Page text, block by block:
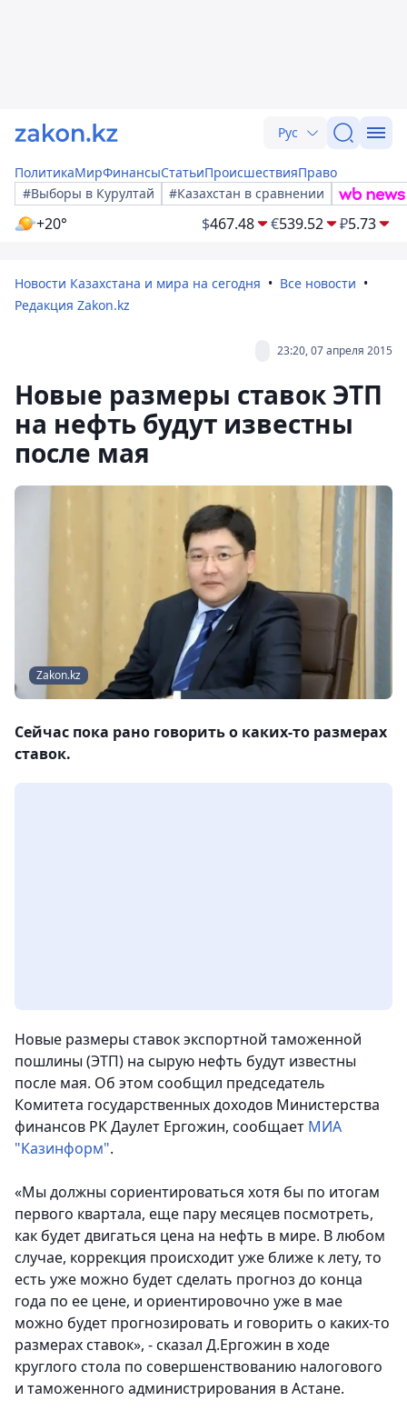
Рус
ПолитикаМирФинансыСтатьиПроисшествияПраво
#Выборы в Курултай
#Казахстан в сравнении
+20° $467.48 €539.52 ₽5.73
Новости Казахстана и мира на сегодня
Все новости
Редакция Zakon.kz
23:20, 07 апреля 2015
Новые размеры ставок ЭТП
на нефть будут известны
после мая
Zakon.kz
Сейчас пока рано говорить о каких-то размерах
ставок.
Новые размеры ставок экспортной таможенной
пошлины (ЭТП) на сырую нефть будут известны
после мая. Об этом сообщил председатель
Комитета государственных доходов Министерства
финансов РК Даулет Ергожин, сообщает МИА
"Казинформ".
«Мы должны сориентироваться хотя бы по итогам
первого квартала, еще пару месяцев посмотреть,
как будет двигаться цена на нефть в мире. В любом
случае, коррекция происходит уже ближе к лету, то
есть уже можно будет сделать прогноз до конца
года по ее цене, и ориентировочно уже в мае
можно будет прогнозировать и говорить о каких-то
размерах ставок», - сказал Д.Ергожин в ходе
круглого стола по совершенствованию налогового
и таможенного администрирования в Астане.